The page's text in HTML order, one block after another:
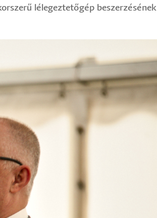
lélegeztetőgép beszerzésének